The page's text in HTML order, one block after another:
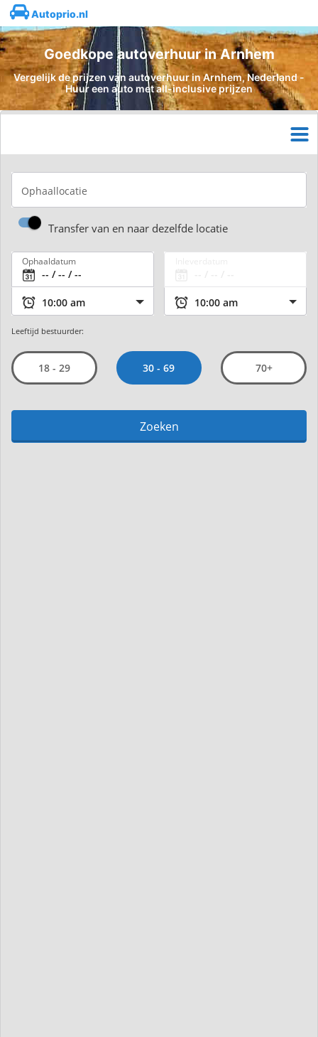
Autoprio.nl
Goedkope autoverhuur in Arnhem
Vergelijk de prijzen van autoverhuur in Arnhem, Nederland -
Huur een auto met all-inclusive prijzen
Ophaallocatie
Transfer van en naar dezelfde locatie
Ophaaldatum
Leeftijd bestuurder:
18 - 29 30 - 69 70+
Zoeken